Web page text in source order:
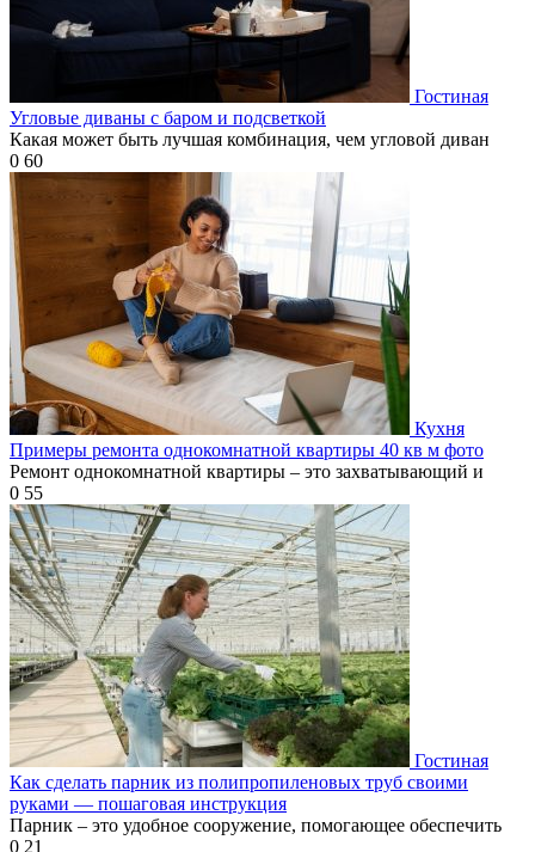
Гостиная
Угловые диваны с баром и подсветкой
Какая может быть лучшая комбинация, чем угловой диван
0 60
Кухня
Примеры ремонта однокомнатной квартиры 40 кв м фото
Ремонт однокомнатной квартиры – это захватывающий и
0 55
Гостиная
Как сделать парник из полипропиленовых труб своими
руками — пошаговая инструкция
Парник – это удобное сооружение, помогающее обеспечить
0 21